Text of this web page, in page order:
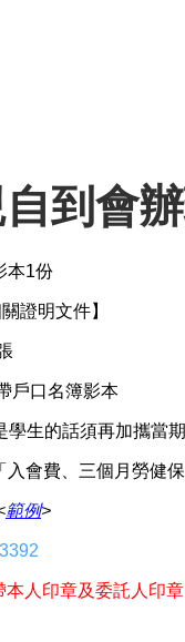
自到會
本1份
證明文件】
戶口名簿影本
生的話須再加攜當期
入會費、三個月勞健
範例>
人印章及委託人印章